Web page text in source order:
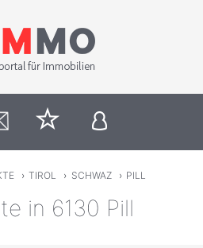
› TIROL › SCHWAZ › PILL
in 6130 Pill